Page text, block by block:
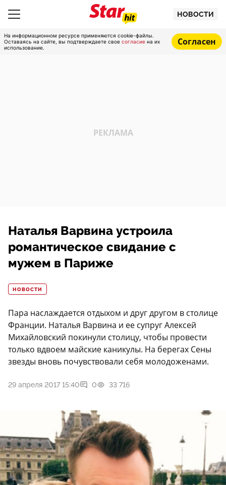
НОВОСТИ
На информационном ресурсе применяются cookie-файлы.
Оставаясь на сайте, вы подтверждаете свое согласие на их
использование.
Согласен
Наталья Варвина устроила
романтическое свидание с
мужем в Париже
НОВОСТИ
Пара наслаждается отдыхом и друг другом в столице
Франции. Наталья Варвина и ее супруг Алексей
Михайловский покинули столицу, чтобы провести
только вдвоем майские каникулы. На берегах Сены
звезды вновь почувствовали себя молодоженами.
29 апреля 2017 15:40 0 33 716